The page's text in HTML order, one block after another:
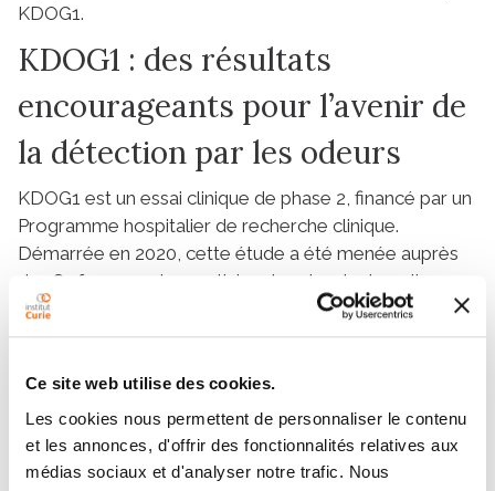
Ce site web utilise des cookies.
Les cookies nous permettent de personnaliser le contenu
et les annonces, d'offrir des fonctionnalités relatives aux
médias sociaux et d'analyser notre trafic. Nous
KDOG1.
KDOG1 : des résultats
encourageants pour l’avenir de
la détection par les odeurs
KDOG1 est un essai clinique de phase 2, financé par un
Programme hospitalier de recherche clinique.
Démarrée en 2020, cette étude a été menée auprès
de 181 femmes : les participantes devaient appliquer
une compresse sur leur sein pendant 6 à 12 heures.
Puis, ces compresses imprégnées de transpiration
les phases d’entrainement et de test.
« La tâche à laquelle étaient confrontés les 2 chiens
lors de cet essai clinique était bien plus complexe
que celle dans l’étude pilote, afin de refléter des